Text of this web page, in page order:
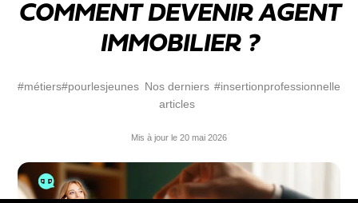
COMMENT DEVENIR AGENT
IMMOBILIER ?
#métiers#pourlesjeunes Nos derniers
articles
#insertionprofessionnelle
Mis à jour le 20 mai 2026